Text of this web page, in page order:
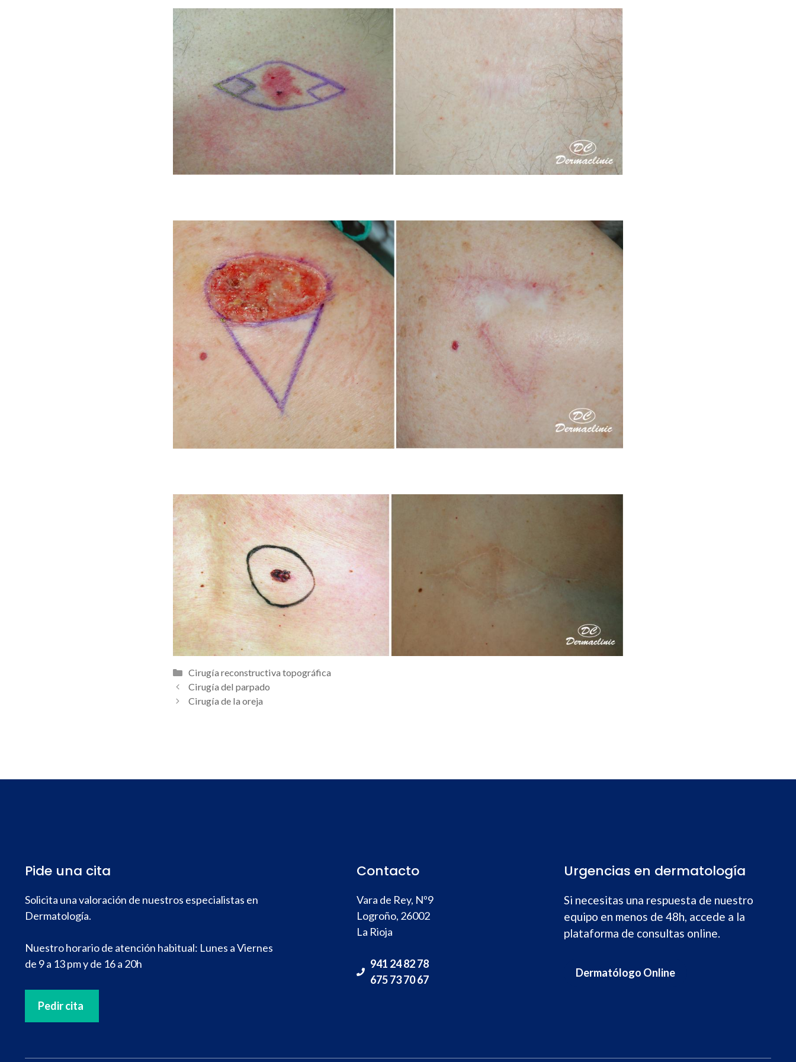
Categorías
Cirugía reconstructiva topográfica
Navegación
de
Cirugía del parpado
Cirugía de la oreja
Pide una cita
Solicita una valoración de nuestros especialistas en
Dermatología.
Nuestro horario de atención habitual: Lunes a Viernes
de 9 a 13 pm y de 16 a 20h
Pedir cita
Contacto
Vara de Rey, Nº9
Logroño, 26002
La Rioja
941 24 82 78
675 73 70 67
Urgencias en dermatología
Si necesitas una respuesta de nuestro
equipo en menos de 48h, accede a la
plataforma de consultas online.
Dermatólogo Online